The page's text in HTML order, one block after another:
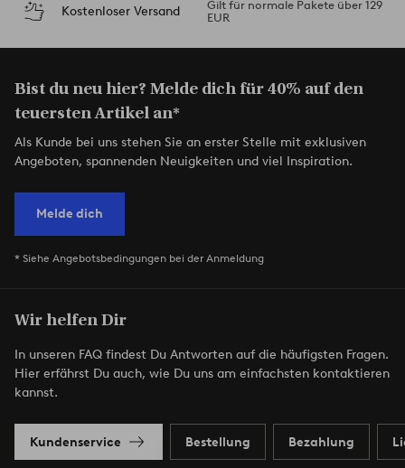
Kostenloser Versand
Gilt für normale Pakete über 129
EUR
Bist du neu hier? Melde dich für 40% auf den
teuersten Artikel an*
Als Kunde bei uns stehen Sie an erster Stelle mit exklusiven
Angeboten, spannenden Neuigkeiten und viel Inspiration.
Melde dich
* Siehe Angebotsbedingungen bei der Anmeldung
Wir helfen Dir
In unseren FAQ findest Du Antworten auf die häufigsten Fragen.
Hier erfährst Du auch, wie Du uns am einfachsten kontaktieren
kannst.
Kundenservice Bestellung Bezahlung